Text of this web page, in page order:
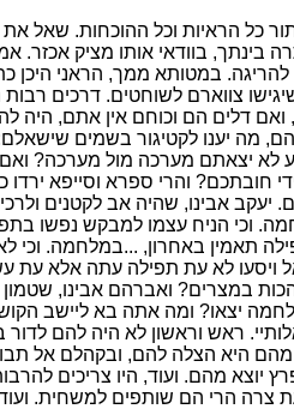
כל הראיות וכל ההוכחות. שאל את
בינתך, בוודאי אותו מציק אכזר.
במטותא ממך, הראני היכן
צווארם לשוחטים. דרכים
דלים הם וכוחם אין אתם, היה
מה יענו לקטיגור בשמים
לא יצאתם מערכה מול מערכה? ואם
והרי ספרא וסייפא ירדו
יעקב אבינו, שהיה אב לקטנים
וכי הניח עצמו למבקש נפשו
תאמין באחרון, ...במלחמה. וכי
לא עת תפילה עתה אלא עת
במצרים? ואברהם אבינו,
יצאו? ומה אתה בא ליישב
ראש וראשון לא היה להם
היא הצלה להם, ובקהלם אל
יוצא מהם. ועוד, היו צריכים
צרה הרי הם שותפים למשחית.